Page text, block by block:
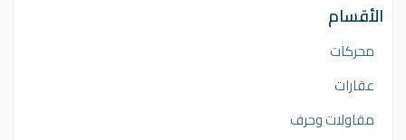
الأقسام
محركات
عقارات
مقاولات وحرف